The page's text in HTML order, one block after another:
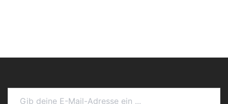
Gib deine E-Mail-Adresse ein ...